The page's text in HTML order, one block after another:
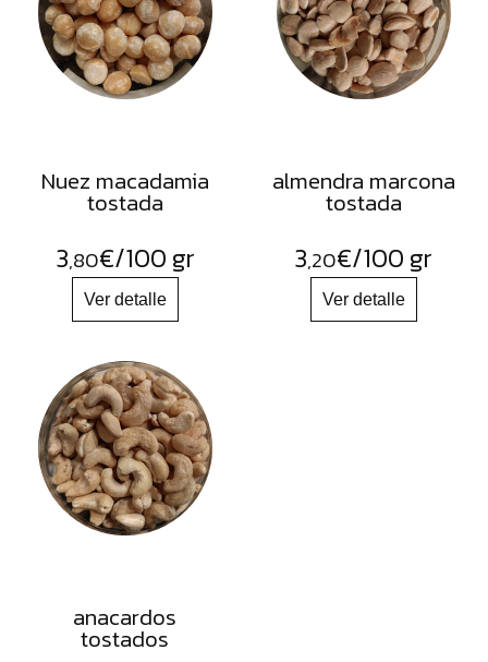
Nuez macadamia
tostada
3,80€/100 gr
almendra marcona
tostada
3,20€/100 gr
anacardos
tostados